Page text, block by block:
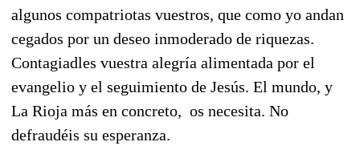
algunos compatriotas vuestros, que como yo andan
cegados por un deseo inmoderado de riquezas.
Contagiadles vuestra alegría alimentada por el
evangelio y el seguimiento de Jesús. El mundo, y
La Rioja más en concreto, os necesita. No
defraudéis su esperanza.